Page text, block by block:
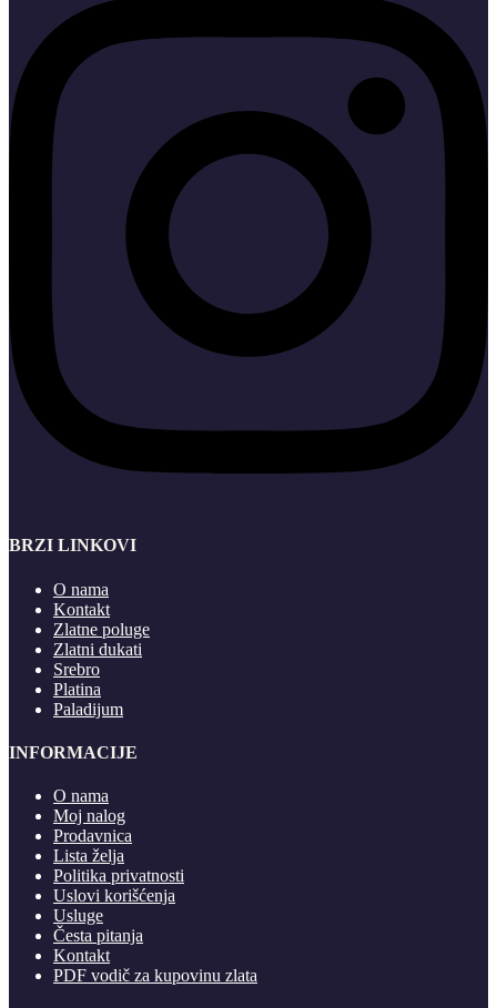
BRZI LINKOVI
O nama
Kontakt
Zlatne poluge
Zlatni dukati
Srebro
Platina
Paladijum
INFORMACIJE
O nama
Moj nalog
Prodavnica
Lista želja
Politika privatnosti
Uslovi korišćenja
Usluge
Česta pitanja
Kontakt
PDF vodič za kupovinu zlata